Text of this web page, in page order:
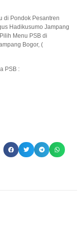
di Pondok Pesantren
Hadikusumo Jampang
Menu PSB di
Bogor, (
PSB :